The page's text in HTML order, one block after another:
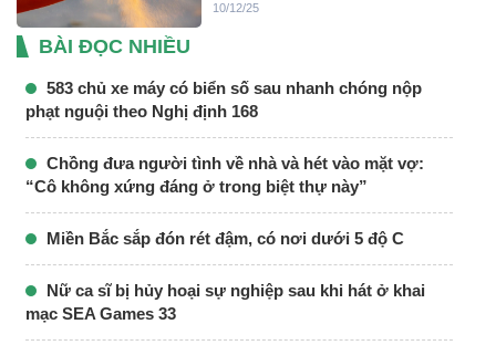
10/12/25
BÀI ĐỌC NHIỀU
583 chủ xe máy có biển số sau nhanh chóng nộp
phạt nguội theo Nghị định 168
Chồng đưa người tình về nhà và hét vào mặt vợ:
“Cô không xứng đáng ở trong biệt thự này”
Miền Bắc sắp đón rét đậm, có nơi dưới 5 độ C
Nữ ca sĩ bị hủy hoại sự nghiệp sau khi hát ở khai
mạc SEA Games 33